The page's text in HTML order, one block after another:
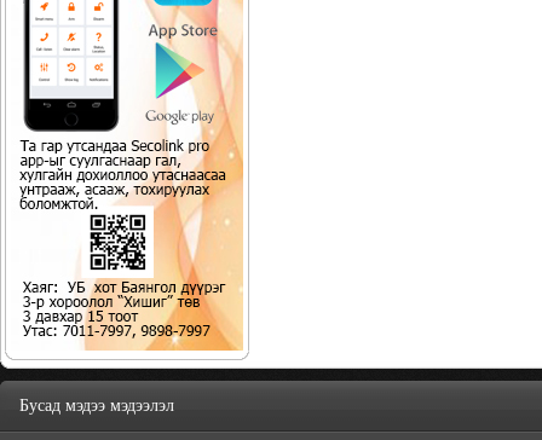
Бусад мэдээ мэдээлэл